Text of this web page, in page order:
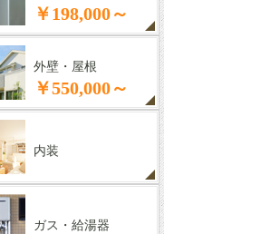
￥198,000～
外壁・屋根
￥550,000～
内装
ガス・給湯器